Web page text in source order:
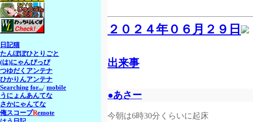
２０２４年０６月２９日
出来事
●あさー
今朝は6時30分くらいに起床
日記猫
たんぽぽひとりごと
(は)にゃんぴっぴ
つゆだくアンテナ
ひかりんアンテナ
Searching for.../ mobile
うにょんあんてな
さかにゃんてな
俺スコープRemote